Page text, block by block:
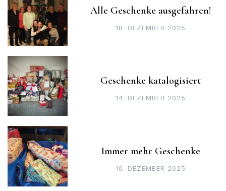
Alle Geschenke ausgefahren!
18. DEZEMBER 2025
Geschenke katalogisiert
14. DEZEMBER 2025
Immer mehr Geschenke
10. DEZEMBER 2025